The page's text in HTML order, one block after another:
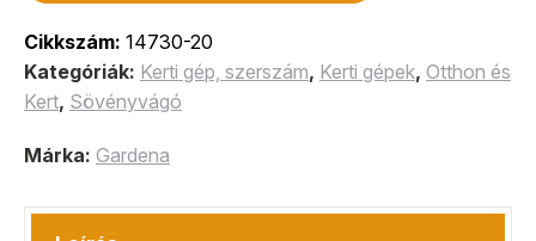
Cikkszám: 14730-20
Kategóriák: Kerti gép, szerszám, Kerti gépek, Otthon és
Kert, Sövényvágó
Márka: Gardena